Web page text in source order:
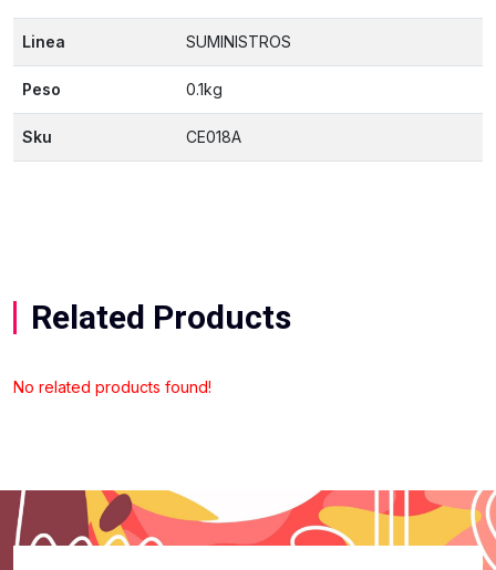
Linea SUMINISTROS
Peso 0.1kg
Sku CE018A
Related Products
No related products found!